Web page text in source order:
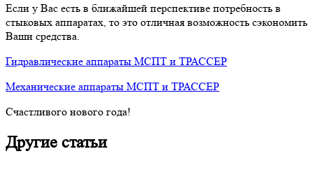
Если у Вас есть в ближайшей перспективе потребность в
стыковых аппаратах, то это отличная возможность сэкономить
Ваши средства.
Гидравлические аппараты МСПТ и ТРАССЕР
Механические аппараты МСПТ и ТРАССЕР
Счастливого нового года!
Другие статьи